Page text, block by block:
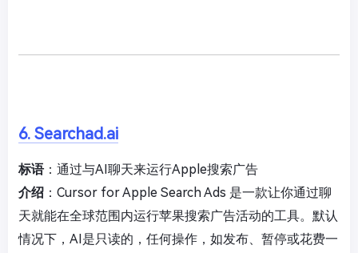
6. Searchad.ai
标语：通过与AI聊天来运行Apple搜索广告
介绍 ：Cursor for Apple Search Ads 是一款让你通过聊
天就能在全球范围内运行苹果搜索广告活动的工具。默认
情况下，AI是只读的，任何操作，如发布、暂停或花费一